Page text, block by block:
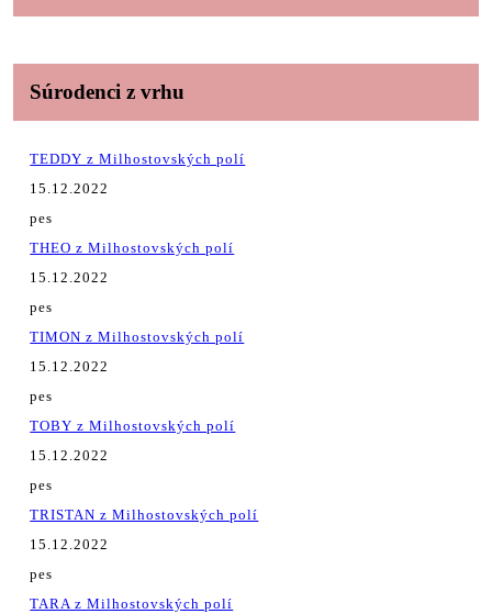
Súrodenci z vrhu
TEDDY z Milhostovských polí
15.12.2022
pes
THEO z Milhostovských polí
15.12.2022
pes
TIMON z Milhostovských polí
15.12.2022
pes
TOBY z Milhostovských polí
15.12.2022
pes
TRISTAN z Milhostovských polí
15.12.2022
pes
TARA z Milhostovských polí